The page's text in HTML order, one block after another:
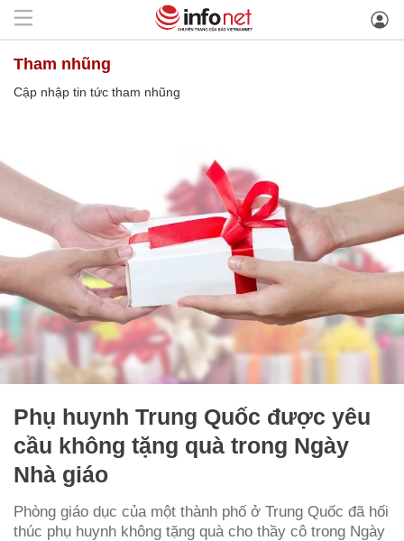
tham nhũng
Cập nhập tin tức tham nhũng
Phụ huynh Trung Quốc được yêu
cầu không tặng quà trong Ngày
Nhà giáo
Phòng giáo dục của một thành phố ở Trung Quốc đã hối
thúc phụ huynh không tặng quà cho thầy cô trong Ngày